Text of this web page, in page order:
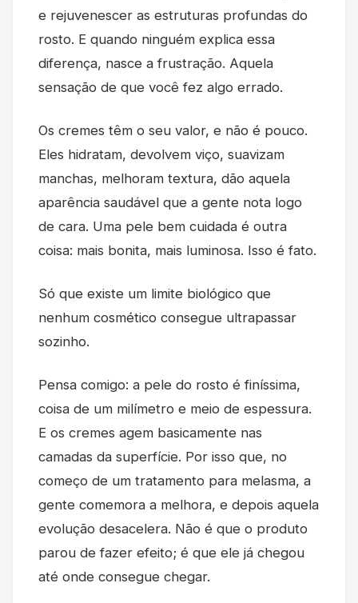
e rejuvenescer as estruturas profundas do
rosto. E quando ninguém explica essa
diferença, nasce a frustração. Aquela
sensação de que você fez algo errado.
Os cremes têm o seu valor, e não é pouco.
Eles hidratam, devolvem viço, suavizam
manchas, melhoram textura, dão aquela
aparência saudável que a gente nota logo
de cara. Uma pele bem cuidada é outra
coisa: mais bonita, mais luminosa. Isso é fato.
Só que existe um limite biológico que
nenhum cosmético consegue ultrapassar
sozinho.
Pensa comigo: a pele do rosto é finíssima,
coisa de um milímetro e meio de espessura.
E os cremes agem basicamente nas
camadas da superfície. Por isso que, no
começo de um tratamento para melasma, a
gente comemora a melhora, e depois aquela
evolução desacelera. Não é que o produto
parou de fazer efeito; é que ele já chegou
até onde consegue chegar.